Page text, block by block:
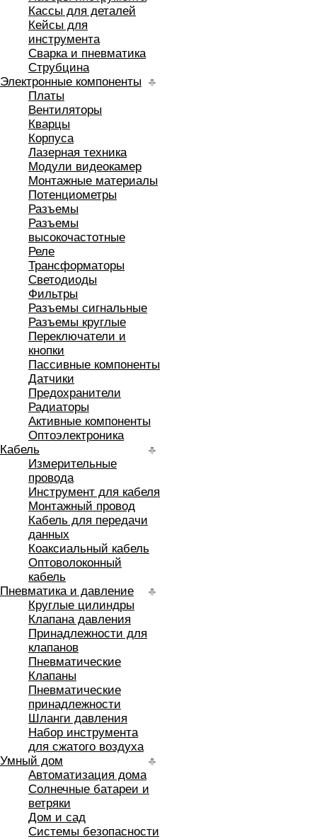
Кассы для деталей
Кейсы для
инструмента
Сварка и пневматика
Струбцина
Электронные компоненты
Платы
Вентиляторы
Кварцы
Корпуса
Лазерная техника
Модули видеокамер
Монтажные материалы
Потенциометры
Разъемы
Разъемы
высокочастотные
Реле
Трансформаторы
Светодиоды
Фильтры
Разъемы сигнальные
Разъемы круглые
Переключатели и
кнопки
Пассивные компоненты
Датчики
Предохранители
Радиаторы
Активные компоненты
Оптоэлектроника
Кабель
Измерительные
провода
Инструмент для кабеля
Монтажный провод
Кабель для передачи
данных
Коаксиальный кабель
Оптоволоконный
кабель
Пневматика и давление
Круглые цилиндры
Клапана давления
Принадлежности для
клапанов
Пневматические
Клапаны
Пневматические
принадлежности
Шланги давления
Набор инструмента
для сжатого воздуха
Умный дом
Автоматизация дома
Солнечные батареи и
ветряки
Дом и сад
Системы безопасности